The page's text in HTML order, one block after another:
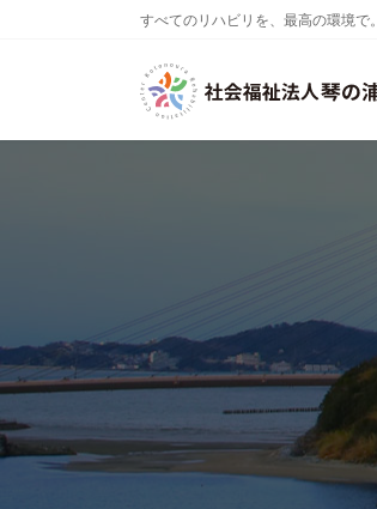
へ
ョ
すべてのリハビリを、最高の環境で。